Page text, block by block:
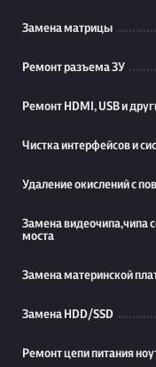
Замена матрицы
Ремонт разъема ЗУ
Ремонт HDMI, USB и
Чистка интерфейсов и
Удаление окислений с
Замена видеочипа,чипа
моста
Замена материнской
Замена HDD/SSD
Ремонт цепи питания